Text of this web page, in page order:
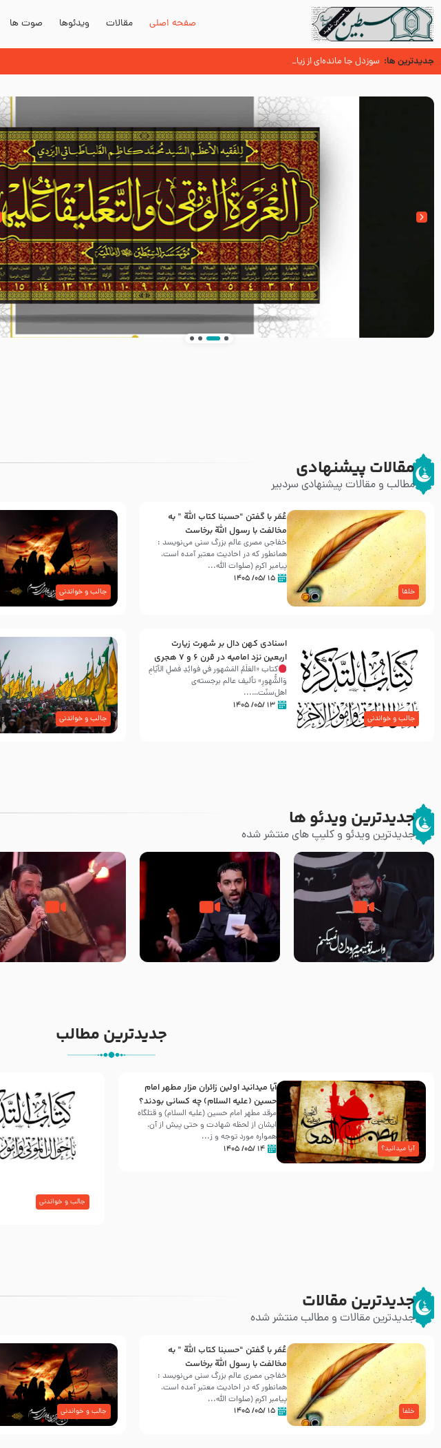
صفحه اصلی مقالات ویدئوها صوت ها
جدیدترین ها: سوزدل جا مانده‌ای از زیارت اربعین
آیا میدانید اولین زائران مزار مطهر امام حسین (علیه السلام) چه کسانی بودند؟
اسنادی کهن دال بر شهرت زیارت اربعین نزد امامیه در قرن ۶ و ۷ هجری
مقالات پیشنهادی
مطالب و مقالات پیشنهادی سردبیر
خلفا
عُمَر با گفتن “حسبنا كتاب اللّه ” به
مخالفت با رسول اللّه برخاست
خفاجی مصری عالم بزرگ سنی می‌نویسد :
همانطور که در احادیث معتبر آمده است،
پیامبر اکرم (صلوات اللّه...
۱۵ /۰۵/ ۱۴۰۵
جالب و خواندنی
جالب و خواندنی
اسنادی کهن دال بر شهرت زیارت
اربعین نزد امامیه در قرن ۶ و ۷ هجری
کتاب «العَلَمُ المَشهور في فَوائِدِ فَضلِ الأيّامِ
وَالشُّهورِ» تألیف عالم برجسته‌ی
اهل‌سنّت…...
۱۳ /۰۵/ ۱۴۰۵
جالب و خواندنی
جدیدترین ویدئو ها
جدیدترین ویدئو و کلیپ های منتشر شده
مصداق کربلا – حاج حسین سیب
شور ، حسینا! به‌ حق زهرا «أُنْظُرْ
إِلَینا» – عزاداری شب هفتم ماه
جانا جانا ابی عبدالله – کربلایی
جواد مقدم – شب هشتم محرم
جدیدترین مطالب
آیا میدانید؟
آیا میدانید اولین زائران مزار مطهر امام
حسین (علیه السلام) چه کسانی بودند؟
مرقد مطهر امام حسین (علیه السلام) و قتلگاه
ایشان از لحظه شهادت و حتی پیش از آن،
همواره مورد توجه و ز...
۱۴ /۰۵/ ۱۴۰۵
جالب و خواندنی
جدیدترین مقالات
جدیدترین مقالات و مطالب منتشر شده
خلفا
عُمَر با گفتن “حسبنا كتاب اللّه ” به
مخالفت با رسول اللّه برخاست
خفاجی مصری عالم بزرگ سنی می‌نویسد :
همانطور که در احادیث معتبر آمده است،
پیامبر اکرم (صلوات اللّه...
۱۵ /۰۵/ ۱۴۰۵ جالب و خواندنی